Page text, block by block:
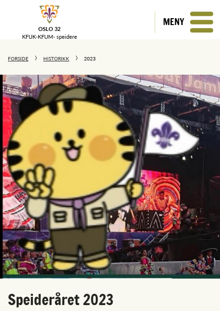
OSLO 32
KFUK-KFUM- speidere
MENY
FORSIDE HISTORIKK 2023
Speideråret 2023